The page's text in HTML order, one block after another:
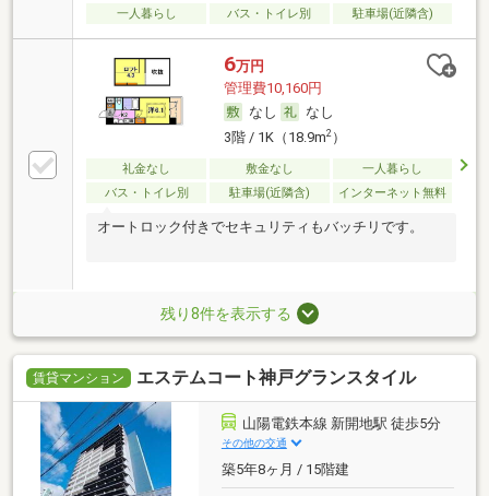
一人暮らし
バス・トイレ別 駐車場(近隣含)
6万円
管理費10,160円
なし
なし
3階 / 1K（18.9m2）
礼金なし 敷金なし
一人暮らし
バス・トイレ別
駐車場(近隣含) インターネット無料
オートロック付きでセキュリティもバッチリです。
残り8件を表示する
賃貸マンション エステムコート神戸グランスタイル
山陽電鉄本線 新開地駅 徒歩5分
その他の交通
築5年8ヶ月 / 15階建